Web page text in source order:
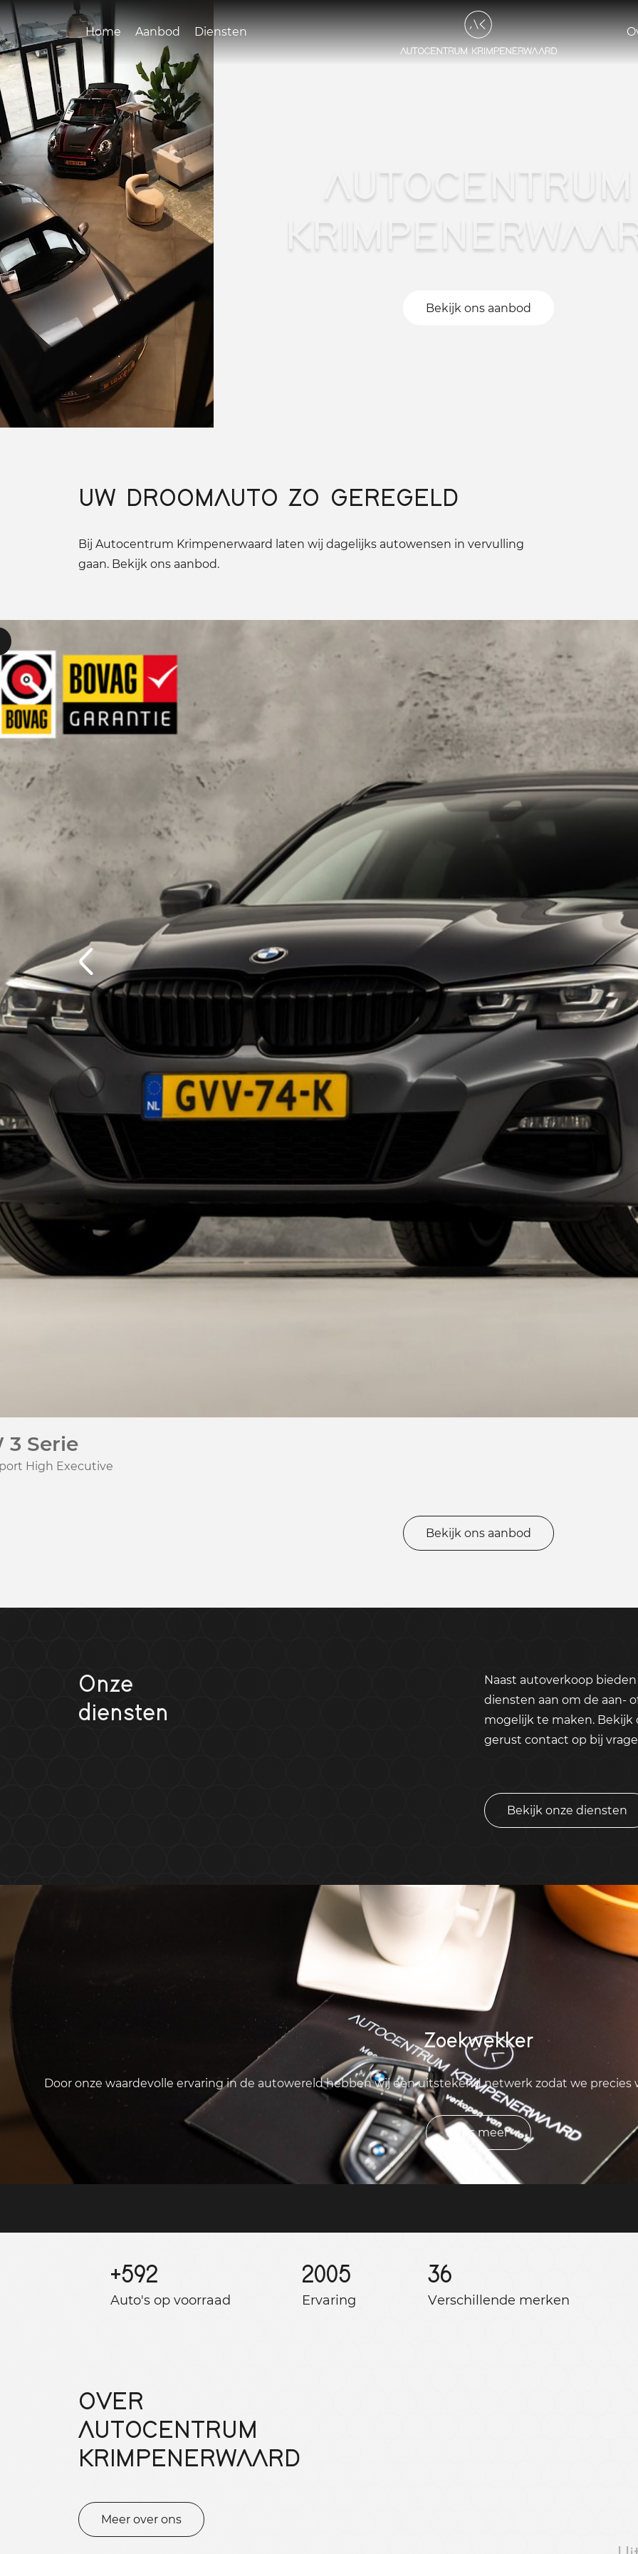
Home Aanbod Diensten
AUTOCENTRUM
Bekijk ons aanbod
UW DROOMAUTO ZO GEREGELD
Bij Autocentrum Krimpenerwaard laten wij dagelijks autowensen in vervulling
gaan. Bekijk ons aanbod.
3 Serie
High Executive
Bekijk ons aanbod
Onze
diensten
Naast autoverkoop
diensten aan om de aan-
mogelijk te maken. Bekijk
gerust contact op bij
Bekijk onze diensten
Zoekwekker
Door onze waardevolle ervaring in de autowereld hebben wij een uitstekend netwerk zodat we
Lees meer
+592
Auto's op voorraad
2005
Ervaring
36
Verschillende merken
OVER
AUTOCENTRUM
KRIMPENERWAARD
Meer over ons